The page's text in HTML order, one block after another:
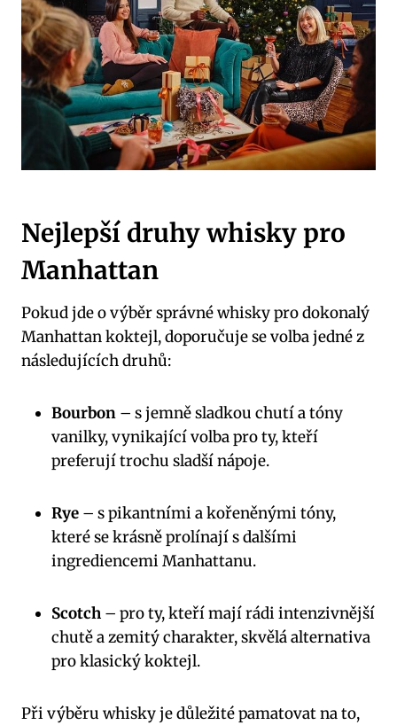
Nejlepší druhy whisky pro
Manhattan
Pokud jde o výběr správné whisky pro dokonalý
Manhattan koktejl, doporučuje se volba jedné z
následujících druhů:
Bourbon – s jemně sladkou chutí a tóny
vanilky, vynikající volba pro ty, kteří
preferují trochu sladší nápoje.
Rye – s pikantními a kořeněnými tóny,
které se krásně prolínají s dalšími
ingrediencemi Manhattanu.
Scotch – pro ty, kteří mají rádi intenzivnější
chutě a zemitý charakter, skvělá alternativa
pro klasický koktejl.
Při výběru whisky je důležité pamatovat na to,